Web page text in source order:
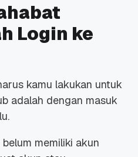
Login ke
kamu lakukan untuk
adalah dengan masuk
memiliki akun